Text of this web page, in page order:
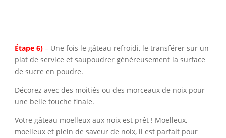
Étape 6) – Une fois le gâteau refroidi, le transférer sur un
plat de service et saupoudrer généreusement la surface
de sucre en poudre.
Décorez avec des moitiés ou des morceaux de noix pour
une belle touche finale.
Votre gâteau moelleux aux noix est prêt ! Moelleux,
moelleux et plein de saveur de noix, il est parfait pour